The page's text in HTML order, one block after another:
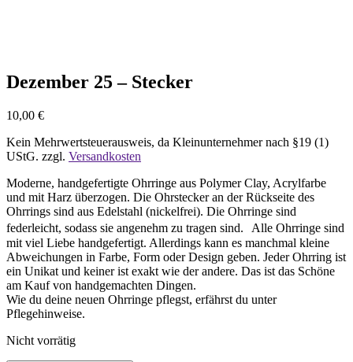
Dezember 25 – Stecker
10,00 €
Kein Mehrwertsteuerausweis, da Kleinunternehmer nach §19 (1)
UStG. zzgl. Versandkosten
Moderne, handgefertigte Ohrringe aus Polymer Clay, Acrylfarbe
und mit Harz überzogen. Die Ohrstecker an der Rückseite des
Ohrrings sind aus Edelstahl (nickelfrei). Die Ohrringe sind
federleicht, sodass sie angenehm zu tragen sind. Alle Ohrringe sind
mit viel Liebe handgefertigt. Allerdings kann es manchmal kleine
Abweichungen in Farbe, Form oder Design geben. Jeder Ohrring ist
ein Unikat und keiner ist exakt wie der andere. Das ist das Schöne
am Kauf von handgemachten Dingen.
Wie du deine neuen Ohrringe pflegst, erfährst du unter
Pflegehinweise.
Nicht vorrätig